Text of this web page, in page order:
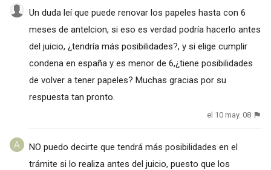
Un duda leí que puede renovar los papeles hasta con 6
meses de antelcion, si eso es verdad podría hacerlo antes
del juicio, ¿tendría más posibilidades?, y si elige cumplir
condena en españa y es menor de 6,¿tiene posibilidades
de volver a tener papeles? Muchas gracias por su
respuesta tan pronto.
el 10 may. 08
NO puedo decirte que tendrá más posibilidades en el
trámite si lo realiza antes del juicio, puesto que los